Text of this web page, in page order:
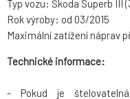
Typ vozu: Škoda Superb III
Rok výroby: od 03/2015
Maximální zatížení náprav
Technické informace:
- Pokud je